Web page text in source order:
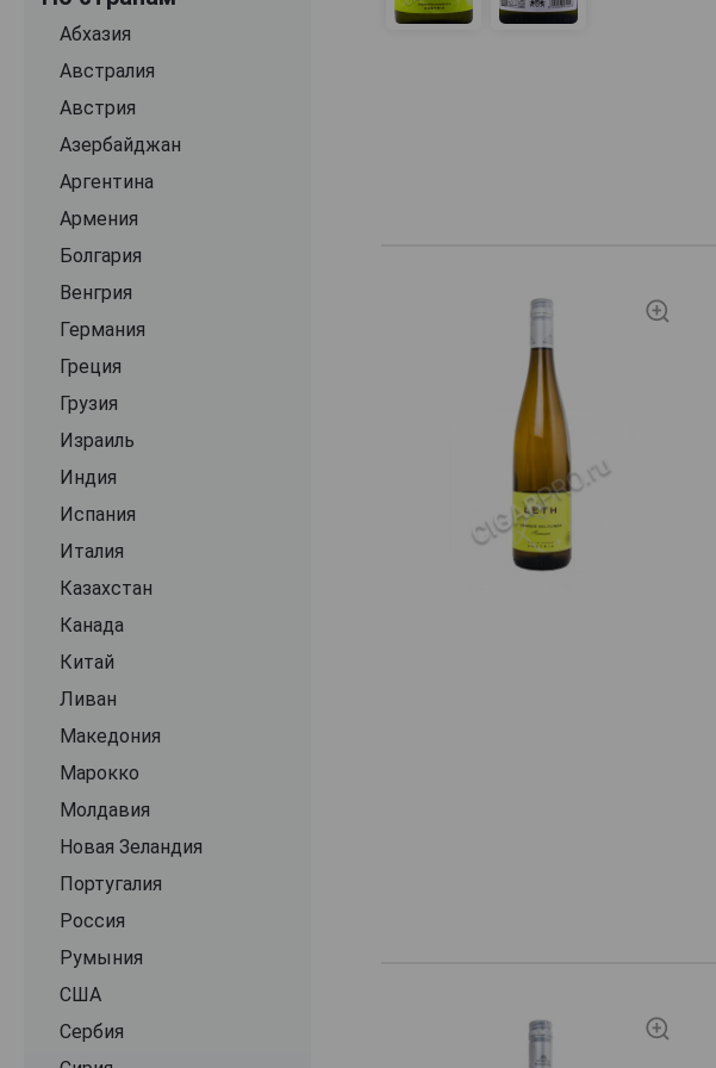
Gut Oggau
Hafner
Handschrift Austria
Hans Igler
Herbert Zillinger
Hiedler
Jack'n Jen
Johann Donabaum
Johann Mullner
Johannes Zillinger
Johanneshof Reinisch
Jurtschitsch Sonnhof
Kolkmann
Kracher
Lackner Tinnacher
Landhaus Mayer
Lenz Moser
Leth
Loimer
Malat
Mantlerhof
Maria und Sepp
Markus Huber
Mayer am Pfarrplatz
Mold
Nastl
Nehrer
Nigl
Абхазия
Австралия
Австрия
Азербайджан
Аргентина
Армения
Болгария
Венгрия
Германия
Греция
Грузия
Израиль
Индия
Испания
Италия
Казахстан
Канада
Китай
Ливан
Македония
Марокко
Молдавия
Новая Зеландия
Португалия
Россия
Румыния
США
Сербия